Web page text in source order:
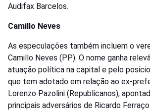
Audifax Barcelos.
Camillo Neves
As especulações também incluem o
Camillo Neves (PP). O nome ganha
atuação política na capital e pelo
que tem adotado em relação ao ex-
Lorenzo Pazolini (Republicanos),
principais adversários de Ricardo